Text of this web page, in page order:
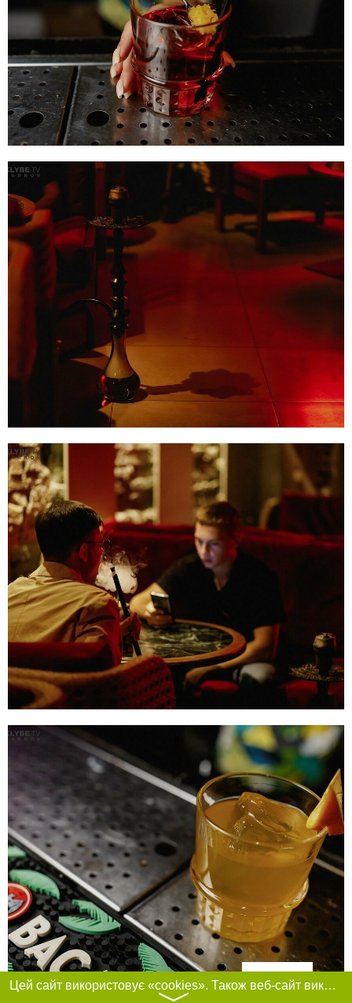
Фільтри
Цей сайт використовує «cookies». Також веб-сайт використовує інтернет-сервіс для збору технічних даних стосовно відвідувачів з метою отримання маркетингової та статистичної інформації. Умови обробки даних відвідувачів сайту див.
〉